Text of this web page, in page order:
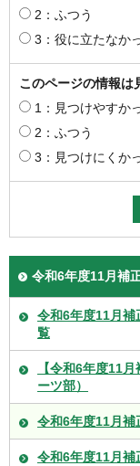
2：ふつう
3：役に立たなか
このページの情報は
1：見つけやすか
2：ふつう
3：見つけにくか
令和6年度11月補
令和6年度11月補
覧
【令和6年度11
ーツ部）
令和6年度11月補
令和6年度11月補